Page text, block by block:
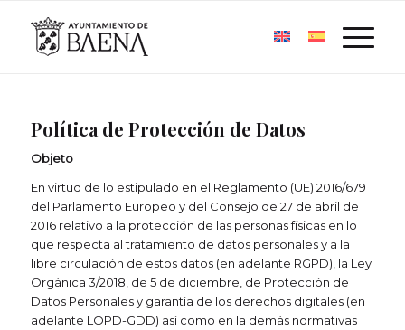
Política de Protección de Datos
Objeto
En virtud de lo estipulado en el Reglamento (UE) 2016/679
del Parlamento Europeo y del Consejo de 27 de abril de
2016 relativo a la protección de las personas físicas en lo
que respecta al tratamiento de datos personales y a la
libre circulación de estos datos (en adelante RGPD), la Ley
Orgánica 3/2018, de 5 de diciembre, de Protección de
Datos Personales y garantía de los derechos digitales (en
adelante LOPD-GDD) así como en la demás normativas